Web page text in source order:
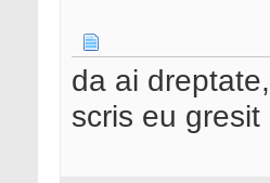
da ai
scris eu gresit